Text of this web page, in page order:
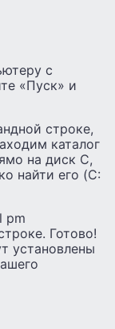
с
«Пуск» и
строке,
каталог
на диск C,
найти его (C:
pm
Готово!
установлены